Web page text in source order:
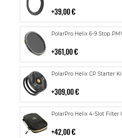
39,00 €
PolarPro Helix 6-9 Stop
361,00 €
Lisää
PolarPro Helix CP Starter
309,00 €
Lisää
PolarPro Helix 4-Slot Filter
42,00 €
Lisää